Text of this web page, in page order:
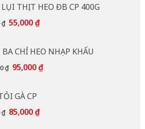
THỊT HEO ĐB CP 400G
₫ Giá
60,000 ₫.
55,000₫Giá
là:
55,000 ₫.
CHỈ HEO NHẠP KHẨU
₫ Giá
110,000 ₫.
95,000₫Giá
GÀ CP
₫ Giá
85,000₫Giá